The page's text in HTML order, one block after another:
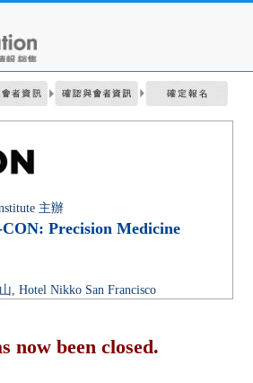
主辦
Precision Medicine
, Hotel Nikko San Francisco
now been closed.